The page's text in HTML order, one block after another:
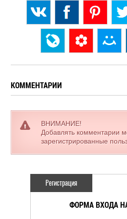
КОММЕНТАРИИ
ВНИМАНИЕ!
Добавлять комментарии
зарегистрированные
Регистрация
ФОРМА ВХОДА